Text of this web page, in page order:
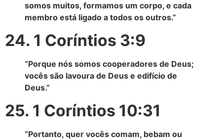
somos muitos, formamos um corpo, e cada
membro está ligado a todos os outros.”
24. 1 Coríntios 3:9
“Porque nós somos cooperadores de Deus;
vocês são lavoura de Deus e edifício de
Deus.”
25. 1 Coríntios 10:31
“Portanto, quer vocês comam, bebam ou